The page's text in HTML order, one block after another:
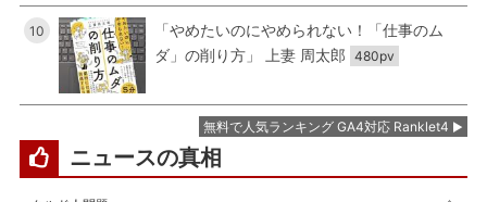
10
「やめたいのにやめられない！「仕事のム
ダ」の削り方」 上妻 周太郎 480pv
無料で人気ランキング GA4対応 Ranklet4
ニュースの真相